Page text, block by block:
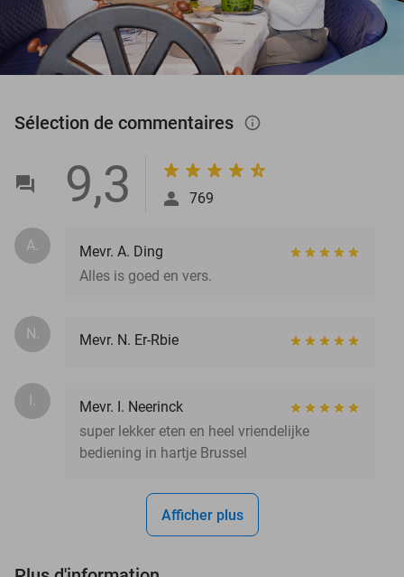
Sélection de commentaires info_outlined
9,3 769
A.
Mevr. A. Ding
Alles is goed en vers.
N. Mevr. N. Er-Rbie
I.
Mevr. I. Neerinck
super lekker eten en heel vriendelijke
bediening in hartje Brussel
Afficher plus